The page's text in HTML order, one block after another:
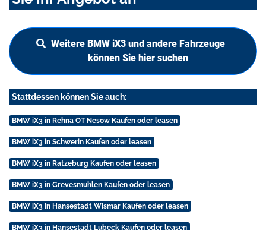
Weitere BMW iX3 und andere Fahrzeuge
können Sie hier suchen
Stattdessen können Sie auch:
BMW iX3 in Rehna OT Nesow Kaufen oder leasen
BMW iX3 in Schwerin Kaufen oder leasen
BMW iX3 in Ratzeburg Kaufen oder leasen
BMW iX3 in Grevesmühlen Kaufen oder leasen
BMW iX3 in Hansestadt Wismar Kaufen oder leasen
BMW iX3 in Hansestadt Lübeck Kaufen oder leasen